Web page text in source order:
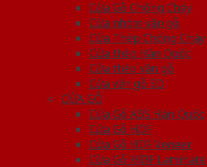
Cửa Gỗ Chống Cháy
Cửa nhôm vân gỗ
Cửa Thép Chống Cháy
Cửa thép Hàn Quốc
Cửa thép vân gỗ
Cửa vân gỗ 5D
CỬA GỖ
Cửa Gỗ ABS Hàn Quốc
Cửa Gỗ HDF
Cửa Gỗ HDF Veneer
Cửa Gỗ MDF Laminate